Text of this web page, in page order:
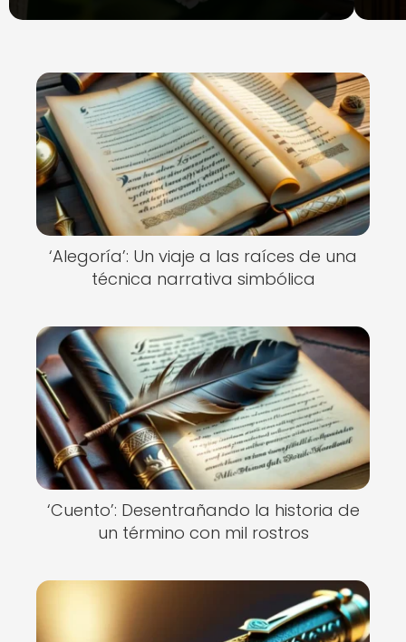
‘Alegoría’: Un viaje a las raíces de una
técnica narrativa simbólica
‘Cuento’: Desentrañando la historia de
un término con mil rostros